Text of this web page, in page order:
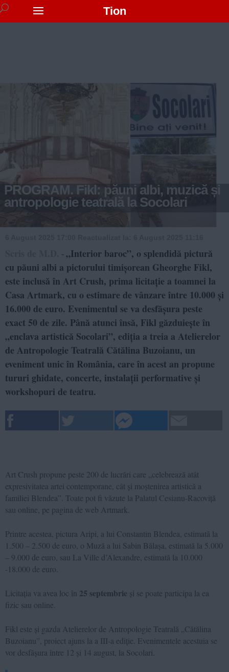
Tion
PROGRAM. Fikl: păuni albi, muzică și
antropologie teatrală la Socolari
- „Interior baroc”, o splendidă pictură
cu păuni albi a pictorului timișorean Gheorghe Fikl,
este inclusă în Art Crush, prima licitație a toamnei la
Casa Artmark, cu o estimare de vânzare între 10.000 și
16.000 de euro. Evenimentul se va desfășura peste
exact 50 de zile. Până atunci însă, Fikl găzduiește în
„enclava artistică Socolari”, ediția a treia a Atelierelor
de Antropologie Teatrală Cătălina Buzoianu, un
eveniment unic în România, care în acest an propune
tururi ghidate, concerte, instalații performative și
workshopuri de teatru.
Art Crush propune peste 200 de lucrări care „celebrează atât
expresivitatea artei contemporane, cât și moștenirea artistică a
familiei Blendea”. Toate pot fi văzute la Palatul Cesianu-Racoviță
sau online, pe pagina de web Artmark.
Printre acestea, pictura Aripi, a lui Constantin Blendea, estimată la
1.500 – 2.500 de euro, o Muză a lui Sabin Bălașa, estimată la 5.000
– 9.000 de euro, sau La Ville d’ Alexandre, estimată la 10.000
-18.000 de euro.
Licitația va avea loc în 25 septembrie și se poate participa la ea
fizic sau online.
Fikl este și gazda Atelierelor de Antropologie Teatrală „Cătălina
Buzoianu”, proiect ajuns la a III-a ediție. Evenimentele acestuia se
vor desfășura între 12 și 14 august, la Socolari.